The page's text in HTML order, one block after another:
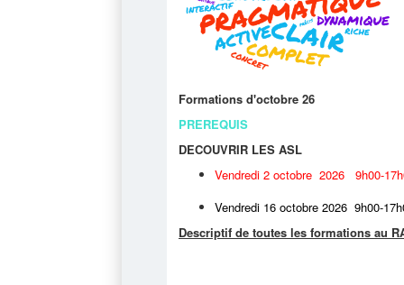
Formations d'octobre 26
PREREQUIS
DECOUVRIR LES ASL
Vendredi 2 octobre 2026 9h00-
Vendredi 16 octobre 2026 9h00-
Descriptif de toutes les formations au